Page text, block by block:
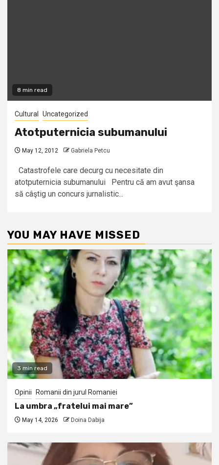
8 min read
Cultural Uncategorized
Atotputernicia subumanului
May 12, 2012 Gabriela Petcu
Catastrofele care decurg cu necesitate din
atotputernicia subumanului Pentru că am avut şansa
să câştig un concurs jurnalistic...
YOU MAY HAVE MISSED
3 min read
Opinii Romanii din jurul Romaniei
La umbra „fratelui mai mare”
May 14, 2026 Doina Dabija